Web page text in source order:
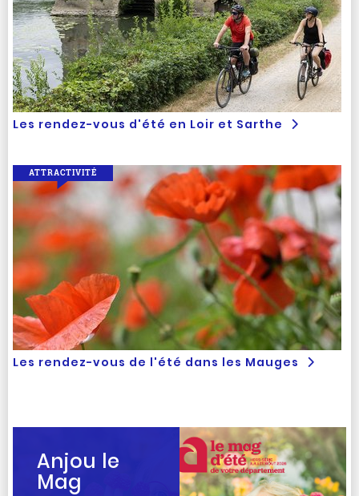
Les rendez-vous d'été en Loir et Sarthe
Les rendez-vous de l'été dans les Mauges
ATTRACTIVITÉ
Anjou le
Mag